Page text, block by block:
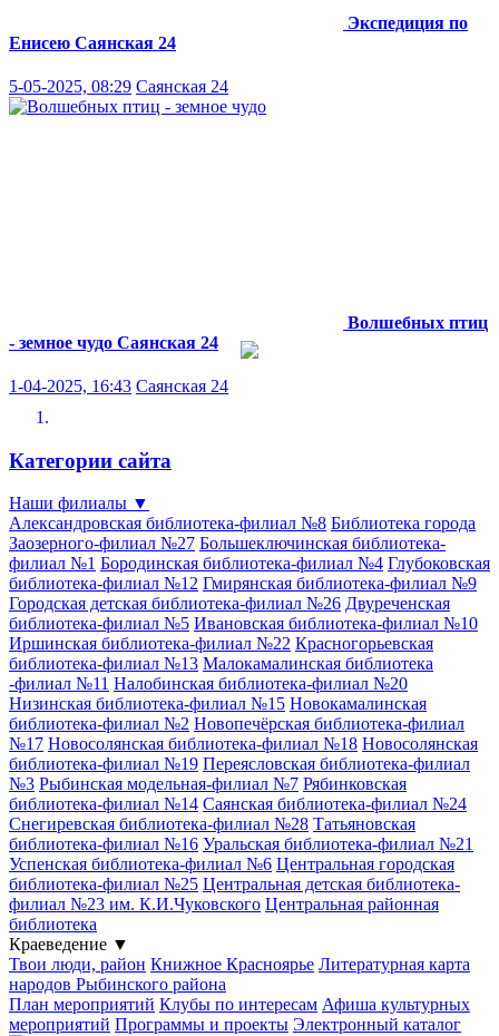
Экспедиция по
Енисею Саянская 24
5-05-2025, 08:29 Саянская 24
Волшебных птиц
- земное чудо Саянская 24
1-04-2025, 16:43 Саянская 24
Категории сайта
Наши филиалы ▼
Александровская библиотека-филиал №8 Библиотека города
Заозерного-филиал №27 Большеключинская библиотека-
филиал №1 Бородинская библиотека-филиал №4 Глубоковская
библиотека-филиал №12 Гмирянская библиотека-филиал №9
Городская детская библиотека-филиал №26 Двуреченская
библиотека-филиал №5 Ивановская библиотека-филиал №10
Иршинская библиотека-филиал №22 Красногорьевская
библиотека-филиал №13 Малокамалинская библиотека
-филиал №11 Налобинская библиотека-филиал №20
Низинская библиотека-филиал №15 Новокамалинская
библиотека-филиал №2 Новопечёрская библиотека-филиал
№17 Новосолянская библиотека-филиал №18 Новосолянская
библиотека-филиал №19 Переясловская библиотека-филиал
№3 Рыбинская модельная-филиал №7 Рябинковская
библиотека-филиал №14 Саянская библиотека-филиал №24
Снегиревская библиотека-филиал №28 Татьяновская
библиотека-филиал №16 Уральская библиотека-филиал №21
Успенская библиотека-филиал №6 Центральная городская
библиотека-филиал №25 Центральная детская библиотека-
филиал №23 им. К.И.Чуковского Центральная районная
библиотека
Краеведение ▼
Твои люди, район Книжное Красноярье Литературная карта
народов Рыбинского района
План мероприятий Клубы по интересам Афиша культурных
мероприятий Программы и проекты Электронный каталог